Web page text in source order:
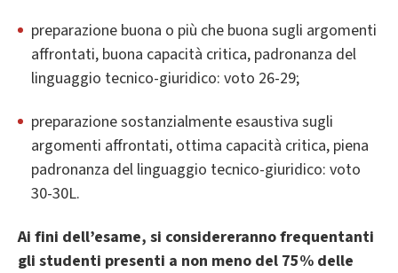
preparazione buona o più che buona sugli argomenti
affrontati, buona capacità critica, padronanza del
linguaggio tecnico-giuridico: voto 26-29;
preparazione sostanzialmente esaustiva sugli
argomenti affrontati, ottima capacità critica, piena
padronanza del linguaggio tecnico-giuridico: voto
30-30L.
Ai fini dell’esame, si considereranno frequentanti
gli studenti presenti a non meno del 75% delle